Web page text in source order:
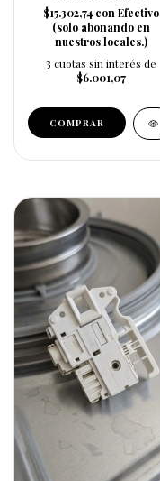
$15.302,74 con Efectivo
(solo abonando en
nuestros locales.)
3 cuotas sin interés de
$6.001,07